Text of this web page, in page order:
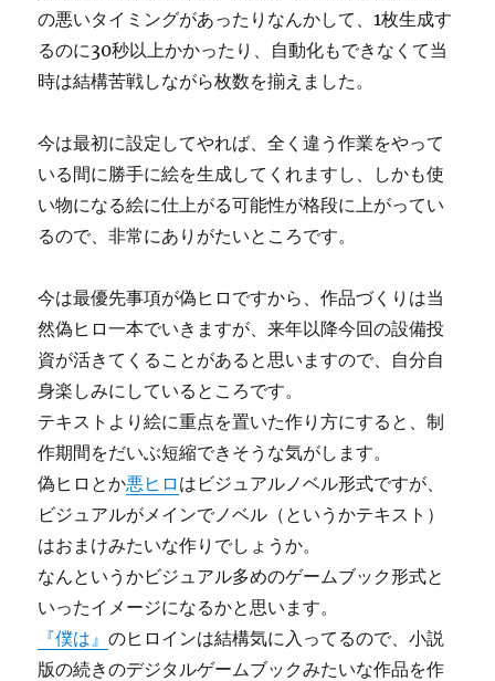
の悪いタイミングがあったりなんかして、1枚生成す
るのに30秒以上かかったり、自動化もできなくて当
時は結構苦戦しながら枚数を揃えました。
今は最初に設定してやれば、全く違う作業をやって
いる間に勝手に絵を生成してくれますし、しかも使
い物になる絵に仕上がる可能性が格段に上がってい
るので、非常にありがたいところです。
今は最優先事項が偽ヒロですから、作品づくりは当
然偽ヒロ一本でいきますが、来年以降今回の設備投
資が活きてくることがあると思いますので、自分自
身楽しみにしているところです。
テキストより絵に重点を置いた作り方にすると、制
作期間をだいぶ短縮できそうな気がします。
偽ヒロとか悪ヒロ はビジュアルノベル形式ですが、
ビジュアルがメインでノベル（というかテキスト）
はおまけみたいな作りでしょうか。
なんというかビジュアル多めのゲームブック形式と
いったイメージになるかと思います。
『僕は』のヒロインは結構気に入ってるので、小説
版の続きのデジタルゲームブックみたいな作品を作